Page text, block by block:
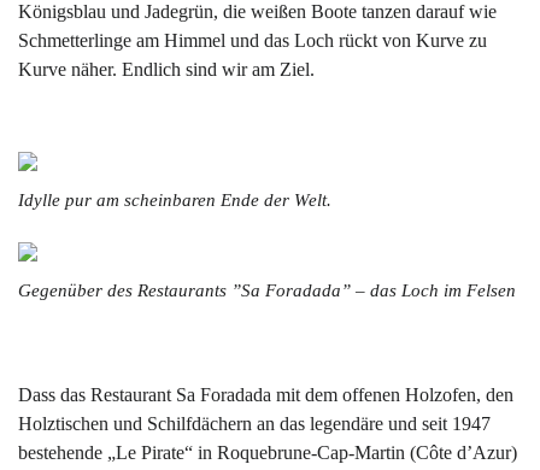
Königsblau und Jadegrün, die weißen Boote tanzen darauf wie
Schmetterlinge am Himmel und das Loch rückt von Kurve zu
Kurve näher. Endlich sind wir am Ziel.
Idylle pur am scheinbaren Ende der Welt.
Gegenüber des Restaurants ”Sa Foradada” – das Loch im Felsen
Dass das Restaurant Sa Foradada mit dem offenen Holzofen, den
Holztischen und Schilfdächern an das legendäre und seit 1947
bestehende „Le Pirate“ in Roquebrune-Cap-Martin (Côte d’Azur)